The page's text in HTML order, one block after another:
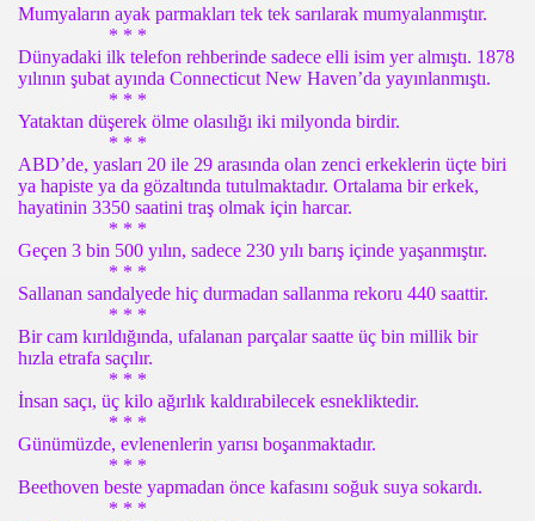
Mumyaların ayak parmakları tek tek sarılarak mumyalanmıştır.
* * *
Dünyadaki ilk telefon rehberinde sadece elli isim yer almıştı. 1878
yılının şubat ayında Connecticut New Haven’da yayınlanmıştı.
* * *
Yataktan düşerek ölme olasılığı iki milyonda birdir.
* * *
ABD’de, yasları 20 ile 29 arasında olan zenci erkeklerin üçte biri
ya hapiste ya da gözaltında tutulmaktadır. Ortalama bir erkek,
hayatinin 3350 saatini traş olmak için harcar.
* * *
Geçen 3 bin 500 yılın, sadece 230 yılı barış içinde yaşanmıştır.
* * *
Sallanan sandalyede hiç durmadan sallanma rekoru 440 saattir.
* * *
Bir cam kırıldığında, ufalanan parçalar saatte üç bin millik bir
hızla etrafa saçılır.
* * *
İnsan saçı, üç kilo ağırlık kaldırabilecek esnekliktedir.
* * *
Günümüzde, evlenenlerin yarısı boşanmaktadır.
* * *
Beethoven beste yapmadan önce kafasını soğuk suya sokardı.
* * *